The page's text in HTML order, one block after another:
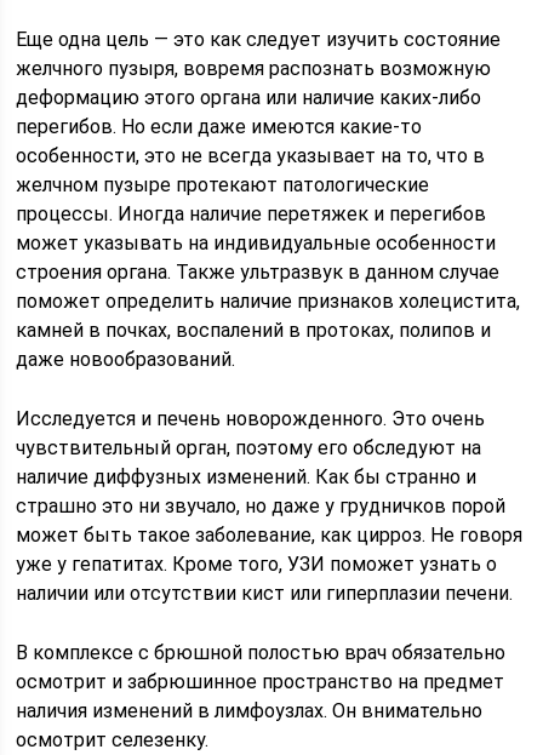
Еще одна цель — это как следует изучить состояние
желчного пузыря, вовремя распознать возможную
деформацию этого органа или наличие каких-либо
перегибов. Но если даже имеются какие-то
особенности, это не всегда указывает на то, что в
желчном пузыре протекают патологические
процессы. Иногда наличие перетяжек и перегибов
может указывать на индивидуальные особенности
строения органа. Также ультразвук в данном случае
поможет определить наличие признаков холецистита,
камней в почках, воспалений в протоках, полипов и
даже новообразований.
Исследуется и печень новорожденного. Это очень
чувствительный орган, поэтому его обследуют на
наличие диффузных изменений. Как бы странно и
страшно это ни звучало, но даже у грудничков порой
может быть такое заболевание, как цирроз. Не говоря
уже у гепатитах. Кроме того, УЗИ поможет узнать о
наличии или отсутствии кист или гиперплазии печени.
В комплексе с брюшной полостью врач обязательно
осмотрит и забрюшинное пространство на предмет
наличия изменений в лимфоузлах. Он внимательно
осмотрит селезенку.